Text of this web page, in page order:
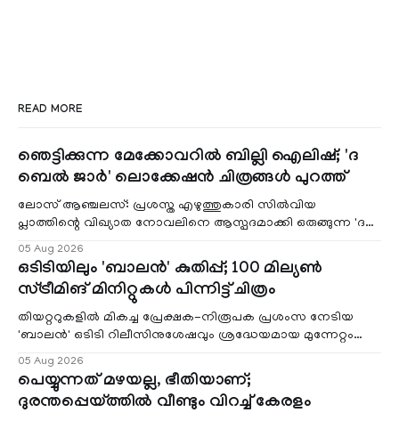
READ MORE
ഞെട്ടിക്കുന്ന മേക്കോവറിൽ ബില്ലി ഐലിഷ്; 'ദ
ബെൽ ജാർ' ലൊക്കേഷൻ ചിത്രങ്ങൾ പുറത്ത്
ലോസ് ആഞ്ചലസ്: പ്രശസ്ത എഴുത്തുകാരി സിൽവിയ
പ്ലാത്തിന്റെ വിഖ്യാത നോവലിനെ ആസ്പദമാക്കി ഒരുങ്ങുന്ന 'ദ
05 Aug 2026
ഒടിടിയിലും 'ബാലൻ' കുതിപ്പ്; 100 മില്യൺ
സ്ട്രീമിങ് മിനിറ്റുകൾ പിന്നിട്ട് ചിത്രം
തിയറ്ററുകളിൽ മികച്ച പ്രേക്ഷക-നിരൂപക പ്രശംസ നേടിയ
'ബാലൻ' ഒടിടി റിലീസിനുശേഷവും ശ്രദ്ധേയമായ മുന്നേറ്റം
05 Aug 2026
പെയ്യുന്നത് മഴയല്ല, ഭീതിയാണ്;
ദുരന്തപ്പെയ്ത്തിൽ വീണ്ടും വിറച്ച് കേരളം